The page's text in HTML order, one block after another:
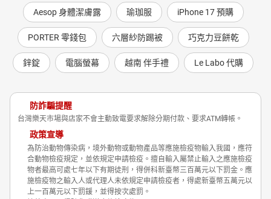
Aesop 身體潔膚露 瑜珈服 iPhone 17 預購
PORTER 零錢包 六層紗防踢被 巧克力豆餅乾
鋅錠 電腦螢幕 越南 伴手禮 Le Labo 代購
防詐騙提醒
台灣樂天市場與店家不會主動致電要求解除分期付款、要求ATM轉帳。
政策宣導
為防治動物傳染病，境外動物或動物產品等應施檢疫物輸入我國，應符
合動物檢疫規定，並依規定申請檢疫。擅自輸入屬禁止輸入之應施檢疫
物者最高可處七年以下有期徒刑，得併科新臺幣三百萬元以下罰金。應
施檢疫物之輸入人或代理人未依規定申請檢疫者，得處新臺幣五萬元以
上一百萬元以下罰鍰，並得按次處罰。